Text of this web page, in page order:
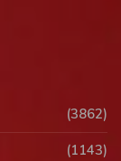
(3862)
(1143)